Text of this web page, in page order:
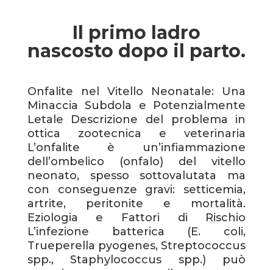
Il primo ladro
nascosto dopo il parto.
Onfalite nel Vitello Neonatale: Una
Minaccia Subdola e Potenzialmente
Letale Descrizione del problema in
ottica zootecnica e veterinaria
L’onfalite è un’infiammazione
dell’ombelico (onfalo) del vitello
neonato, spesso sottovalutata ma
con conseguenze gravi: setticemia,
artrite, peritonite e mortalità.
Eziologia e Fattori di Rischio
L’infezione batterica (E. coli,
Trueperella pyogenes, Streptococcus
spp., Staphylococcus spp.) può